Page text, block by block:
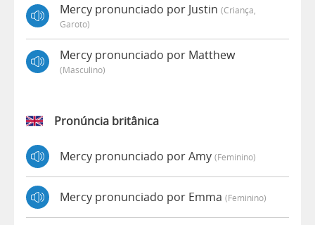
Mercy pronunciado por Justin (criança,
Garoto)
Mercy pronunciado por Matthew
(masculino)
Pronúncia britânica
Mercy pronunciado por Amy (feminino)
Mercy pronunciado por Emma (feminino)